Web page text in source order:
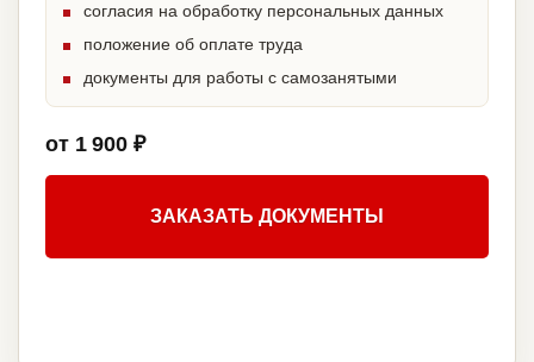
согласия на обработку персональных данных
положение об оплате труда
документы для работы с самозанятыми
от 1 900 ₽
ЗАКАЗАТЬ ДОКУМЕНТЫ